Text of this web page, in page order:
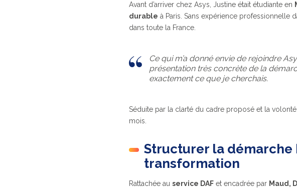
Avant d’arriver chez Asys, Justine était étudiante en
durable à Paris. Sans expérience professionnelle
dans toute la France.
Ce qui m’a donné envie de rejoindre
présentation très concrète de la
exactement ce que je cherchais.
Séduite par la clarté du cadre proposé et la volonté
mois.
Structurer la démarche
transformation
Rattachée au service DAF et encadrée par Maud,